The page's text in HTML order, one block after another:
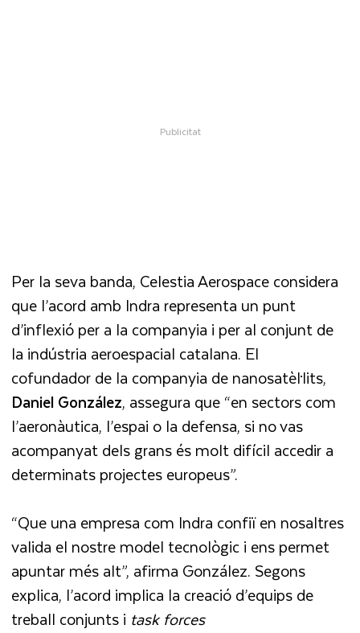
Per la seva banda, Celestia Aerospace considera
que l’acord amb Indra representa un punt
d’inflexió per a la companyia i per al conjunt de
la indústria aeroespacial catalana. El
cofundador de la companyia de nanosatèl·lits,
DanielGonzález, assegura que “en sectors com
l’aeronàutica, l’espai o la defensa, si no vas
acompanyat dels grans és molt difícil accedir a
determinats projectes europeus”.
“Que una empresa com Indra confiï en nosaltres
valida el nostre model tecnològic i ens permet
apuntar més alt”, afirma González. Segons
explica, l’acord implica la creació d’equips de
treball conjunts i task forces